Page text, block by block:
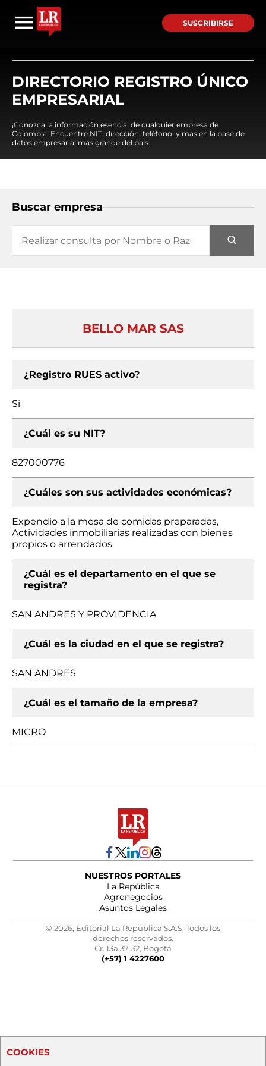
SUSCRIBIRSE
DIRECTORIO REGISTRO ÚNICO
EMPRESARIAL
¡Conozca la información esencial de cualquier empresa de
Colombia! Encuentre NIT, dirección, teléfono, y mas en la base de
datos empresarial mas grande del país.
Buscar empresa
BELLO MAR SAS
¿Registro RUES activo?
Si
¿Cuál es su NIT?
827000776
¿Cuáles son sus actividades económicas?
Expendio a la mesa de comidas preparadas,
Actividades inmobiliarias realizadas con bienes
propios o arrendados
¿Cuál es el departamento en el que se
registra?
SAN ANDRES Y PROVIDENCIA
¿Cuál es la ciudad en el que se registra?
SAN ANDRES
¿Cuál es el tamaño de la empresa?
MICRO
NUESTROS PORTALES
La República
Agronegocios
Asuntos Legales
© 2026, Editorial La República S.A.S. Todos los
derechos reservados.
Cr. 13a 37-32, Bogotá
(+57) 1 4227600
COOKIES